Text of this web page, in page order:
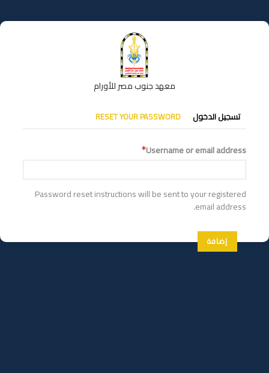
إلى
المحتوى
معهد جنوب مصر للأورام
التبويبات
الأساسية
تسجيل الدخول RESET YOUR PASSWORD
Username or email address
Password reset instructions will be sent to your registered
email address.